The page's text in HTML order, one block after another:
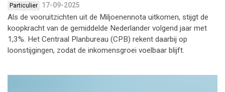
Particulier 17-09-2025
Als de vooruitzichten uit de Miljoenennota uitkomen, stijgt de
koopkracht van de gemiddelde Nederlander volgend jaar met
1,3%. Het Centraal Planbureau (CPB) rekent daarbij op
loonstijgingen, zodat de inkomensgroei voelbaar blijft.